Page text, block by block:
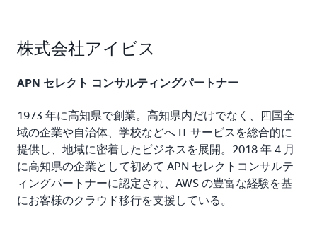
株式会社アイビス
APN セレクト コンサルティングパートナー
1973 年に高知県で創業。高知県内だけでなく、四国全
域の企業や自治体、学校などへ IT サービスを総合的に
提供し、地域に密着したビジネスを展開。2018 年 4 月
に高知県の企業として初めて APN セレクトコンサルテ
ィングパートナーに認定され、AWS の豊富な経験を基
にお客様のクラウド移行を支援している。